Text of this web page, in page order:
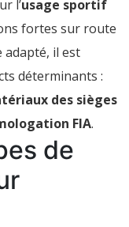
l’usage sportif
fortes sur route
adapté, il est
déterminants :
des sièges
FIA.
de